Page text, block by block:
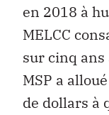
en 2018 à
MELCC
sur cinq
MSP a
de dollars à